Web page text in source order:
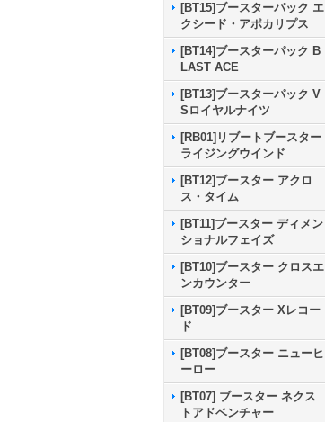
[BT15]ブースターパック エ
クシード・アポカリプス
[BT14]ブースターパック B
LAST ACE
[BT13]ブースターパック V
Sロイヤルナイツ
[RB01]リブートブースター
ライジングウインド
[BT12]ブースター アクロ
ス・タイム
[BT11]ブースター ディメン
ショナルフェイズ
[BT10]ブースター クロスエ
ンカウンター
[BT09]ブースター Xレコー
ド
[BT08]ブースター ニューヒ
ーロー
[BT07] ブースター ネクス
トアドベンチャー